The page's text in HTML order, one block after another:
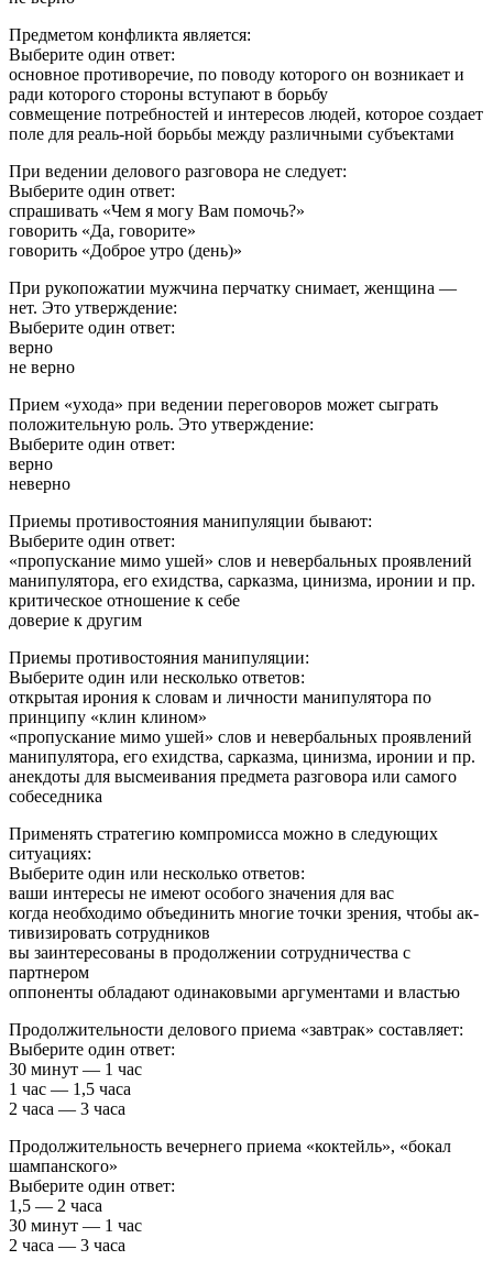
Предметом конфликта является:
Выберите один ответ:
основное противоречие, по поводу которого он возникает и
ради которого стороны вступают в борьбу
совмещение потребностей и интересов людей, которое создает
поле для реаль-ной борьбы между различными субъектами
При ведении делового разговора не следует:
Выберите один ответ:
спрашивать «Чем я могу Вам помочь?»
говорить «Да, говорите»
говорить «Доброе утро (день)»
При рукопожатии мужчина перчатку снимает, женщина —
нет. Это утверждение:
Выберите один ответ:
верно
не верно
Прием «ухода» при ведении переговоров может сыграть
положительную роль. Это утверждение:
Выберите один ответ:
верно
неверно
Приемы противостояния манипуляции бывают:
Выберите один ответ:
«пропускание мимо ушей» слов и невербальных проявлений
манипулятора, его ехидства, сарказма, цинизма, иронии и пр.
критическое отношение к себе
доверие к другим
Приемы противостояния манипуляции:
Выберите один или несколько ответов:
открытая ирония к словам и личности манипулятора по
принципу «клин клином»
«пропускание мимо ушей» слов и невербальных проявлений
манипулятора, его ехидства, сарказма, цинизма, иронии и пр.
анекдоты для высмеивания предмета разговора или самого
собеседника
Применять стратегию компромисса можно в следующих
ситуациях:
Выберите один или несколько ответов:
ваши интересы не имеют особого значения для вас
когда необходимо объединить многие точки зрения, чтобы ак-
тивизировать сотрудников
вы заинтересованы в продолжении сотрудничества с
партнером
оппоненты обладают одинаковыми аргументами и властью
Продолжительности делового приема «завтрак» составляет:
Выберите один ответ:
30 минут — 1 час
1 час — 1,5 часа
2 часа — 3 часа
Продолжительность вечернего приема «коктейль», «бокал
шампанского»
Выберите один ответ:
1,5 — 2 часа
30 минут — 1 час
2 часа — 3 часа